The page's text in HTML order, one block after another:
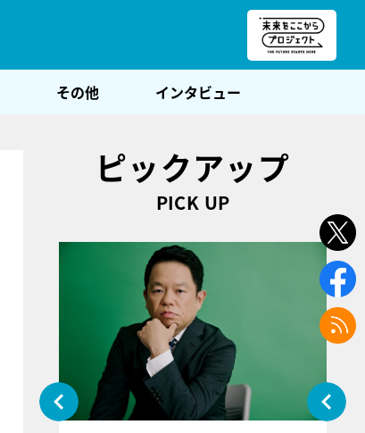
その他 インタビュー
ピックアップ
PICK UP